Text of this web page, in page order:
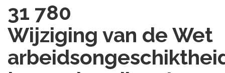
31 780
Wijziging van de Wet